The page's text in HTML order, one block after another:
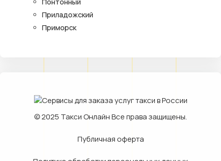
Понтонный
Приладожский
Приморск
© 2025 Такси ОнлайнВсе права защищены.
Публичная оферта